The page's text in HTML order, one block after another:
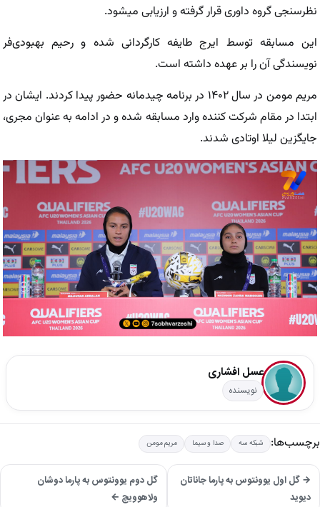
نظرسنجی گروه داوری قرار گرفته و ارزیابی میشود.
این مسابقه توسط ایرج طایفه کارگردانی شده و رحیم بهبودی‌فر
نویسندگی آن را بر عهده داشته است.
مریم مومن در سال ۱۴۰۲ در برنامه چیدمانه حضور پیدا کردند. ایشان در
ابتدا در مقام شرکت کننده وارد مسابقه شده و در ادامه به عنوان مجری،
جایگزین لیلا اوتادی شدند.
عسل افشاری
نویسنده
برچسب‌ها: شبکه سه صدا و سیما مریم مومن
→ گل اول یوونتوس به پارما جاناتان
دیوید
گل دوم یوونتوس به پارما دوشان
ولاهوویچ ←